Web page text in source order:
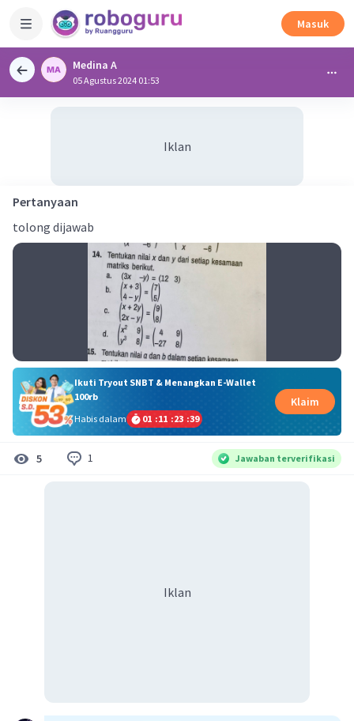
Masuk
Medina A
05 Agustus 2024 01:53
Iklan
Pertanyaan
tolong dijawab
Ikuti Tryout SNBT & Menangkan E-Wallet
100rb
Habis dalam
01 :11 :23 :39
Klaim
5 1 Jawaban terverifikasi
Iklan